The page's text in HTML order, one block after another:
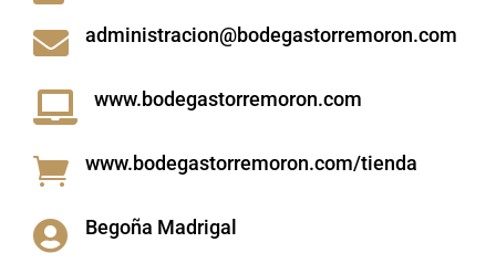
 administracion@bodegastorremoron.com
 www.bodegastorremoron.com
 www.bodegastorremoron.com/tienda
 Begoña Madrigal